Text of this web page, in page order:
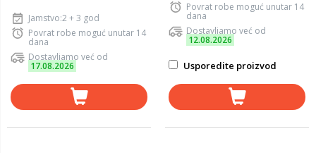
Jamstvo:2 + 3 god
Povrat robe moguć unutar 14
dana
Dostavljamo već od
17.08.2026
Povrat robe moguć unutar 14
dana
Dostavljamo već od
12.08.2026
Usporedite proizvod